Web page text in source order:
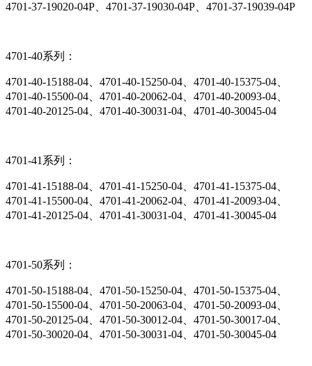
4701-37-19020-04P、4701-37-19030-04P、4701-37-19039-04P
4701-40系列：
4701-40-15188-04、4701-40-15250-04、4701-40-15375-04、
4701-40-15500-04、4701-40-20062-04、4701-40-20093-04、
4701-40-20125-04、4701-40-30031-04、4701-40-30045-04
4701-41系列：
4701-41-15188-04、4701-41-15250-04、4701-41-15375-04、
4701-41-15500-04、4701-41-20062-04、4701-41-20093-04、
4701-41-20125-04、4701-41-30031-04、4701-41-30045-04
4701-50系列：
4701-50-15188-04、4701-50-15250-04、4701-50-15375-04、
4701-50-15500-04、4701-50-20063-04、4701-50-20093-04、
4701-50-20125-04、4701-50-30012-04、4701-50-30017-04、
4701-50-30020-04、4701-50-30031-04、4701-50-30045-04